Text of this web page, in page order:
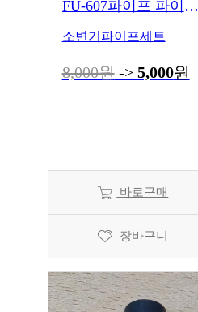
FU-607파이프 파이프 곡관
소변기파이프세트
8,000원-> 5,000원
바로구매
장바구니